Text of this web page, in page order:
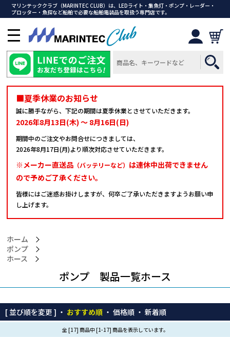
マリンテッククラブ（MARINTEC CLUB）は、LEDライト・集魚灯・ポンプ・レーダー・
プロッター・魚探など船舶で必要な船舶電装品を取扱う専門店です。
メ
ニ
ュ
ー
を
■夏季休業のお知らせ
誠に勝手ながら、下記の期間は夏季休業とさせていただきます。
2026年8月13日(木) ～ 8月16日(日)
期間中のご注文やお問合せにつきましては、
2026年8月17日(月)より順次対応させていただきます。
※メーカー直送品 （バッテリーなど） は連休中出荷できません
ので予めご了承ください。
皆様にはご迷惑お掛けしますが、何卒ご了承いただきますようお願い申
し上げます。
ホーム
ポンプ
ホース
ポンプ 製品一覧ホース
[ 並び順を変更 ] ・ おすすめ順 ・ 価格順 ・ 新着順
全 [17] 商品中 [1-17] 商品を表示しています。